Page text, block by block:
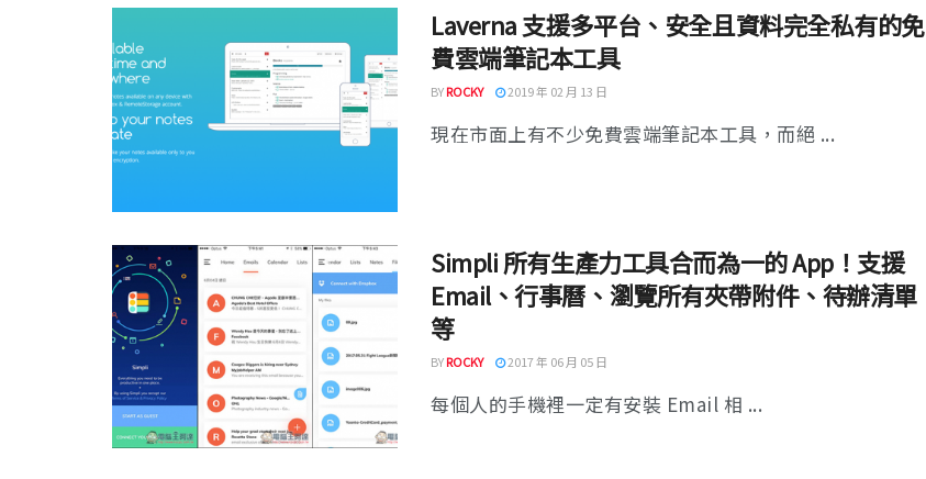
Laverna 支援多平台、安全且資料完全私有的免
費雲端筆記本工具
BYROCKY 2019 年 02 月 13 日
現在市面上有不少免費雲端筆記本工具，而絕 ...
Simpli 所有生產力工具合而為一的 App！支援
Email、行事曆、瀏覽所有夾帶附件、待辦清單
等
BYROCKY 2017 年 06 月 05 日
每個人的手機裡一定有安裝 Email 相 ...